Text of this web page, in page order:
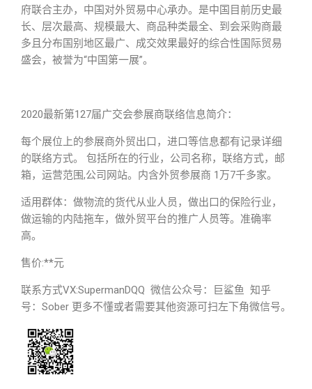
府联合主办，中国对外贸易中心承办。是中国目前历史最
长、层次最高、规模最大、商品种类最全、到会采购商最
多且分布国别地区最广、成交效果最好的综合性国际贸易
盛会，被誉为“中国第一展”。
2020最新第127届广交会参展商联络信息简介：
每个展位上的参展商外贸出口，进口等信息都有记录详细
的联络方式。 包括所在的行业，公司名称，联络方式，邮
箱，运营范围,公司网站。内含外贸参展商 1万7千多家。
适用群体：做物流的货代从业人员，做出口的保险行业，
做运输的内陆拖车，做外贸平台的推广人员等。准确率
高。
售价:**元
联系方式VX:SupermanDQQ 微信公众号：巨鲨鱼 知乎
号：Sober 更多不懂或者需要其他资源可扫左下角微信号。